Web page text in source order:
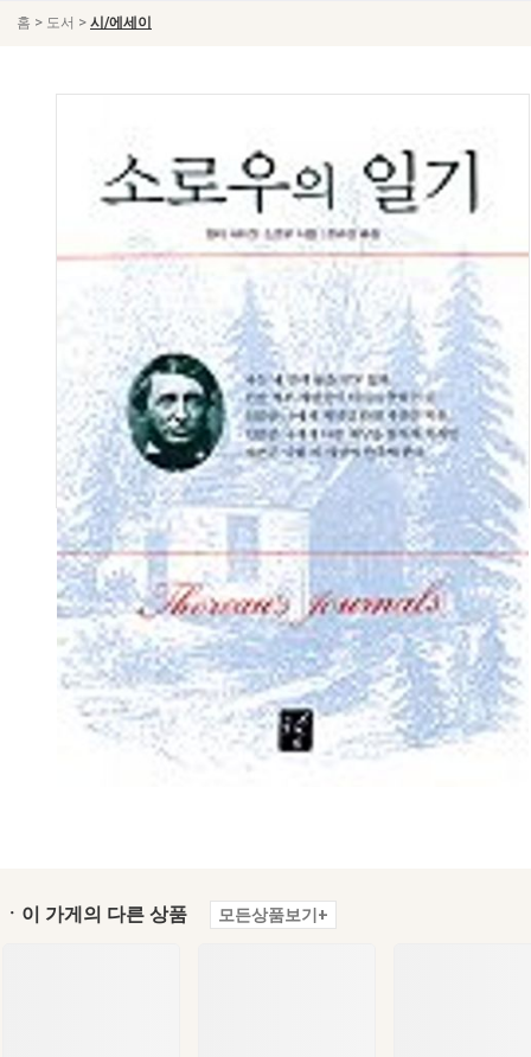
홈 > 도서 > 시/에세이
ㆍ이 가게의 다른 상품 모든상품보기+